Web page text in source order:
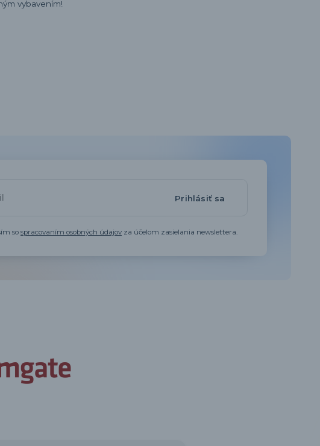
vybavením!
Prihlásiť sa
sospracovaním osobných údajov za účelom zasielania newslettera.